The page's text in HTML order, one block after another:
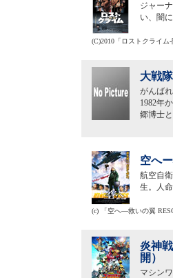
ジャー
い、闇
(C)2010「ロストクライム
大戦
がんば
1982年
郷博士
空へ
航空自
生。人
(c) 「空へ―救いの翼
炎神
開）
マシン